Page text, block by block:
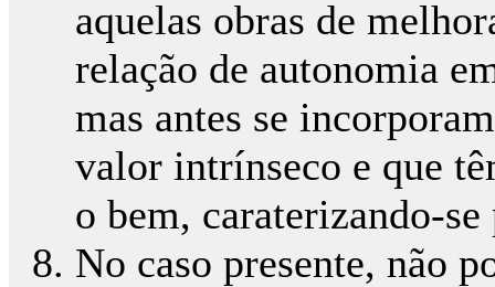
aquelas obras de
relação de autonomia
mas antes se
valor intrínseco e que
o bem, caraterizando-se
No caso presente, não